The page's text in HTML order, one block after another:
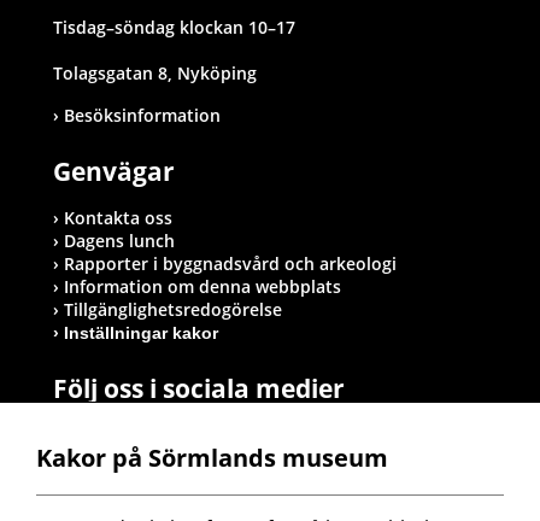
Tisdag–söndag klockan 10–17
Tolagsgatan 8, Nyköping
Besöksinformation
Genvägar
Kontakta oss
Dagens lunch
Rapporter i byggnadsvård och arkeologi
Information om denna webbplats
Tillgänglighetsredogörelse
Inställningar kakor
Följ oss i sociala medier
Postadress
Kakor på Sörmlands museum